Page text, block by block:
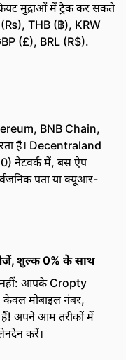
मुद्राओं में ट्रैक कर सकते
(₨), THB (฿), KRW
(£), BRL (R$).
BNB Chain,
है। Decentraland
नेटवर्क में, बस ऐप
पता या क्यूआर-
शुल्क 0% के साथ
नहीं: आपके Cropty
मोबाइल नंबर,
अपने आम तरीकों में
करें।